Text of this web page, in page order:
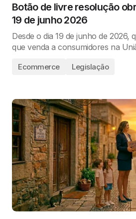
Botão de livre resolução
19 de junho 2026
Desde o dia 19 de junho de 2026,
que venda a consumidores na
Ecommerce Legislação